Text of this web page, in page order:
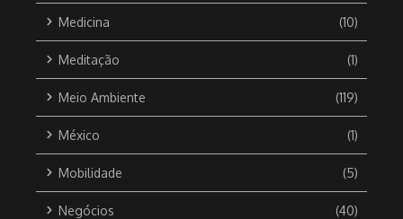
Medicina (10)
Meditação (1)
Meio Ambiente (119)
México (1)
Mobilidade (5)
Negócios (40)